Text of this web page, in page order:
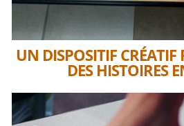
UN DISPOSITIF
DES HISTOIRES